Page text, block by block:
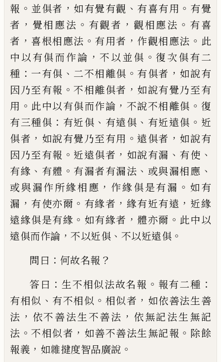
報 。 並俱者 ， 如有覺有觀 、 有喜有用 。 有覺
者 ， 覺相應法 。 有觀者 ， 觀相應法 。 有喜
者 ， 喜根相應法 。 有用者 ， 作觀相應法 。 此
中以有俱而作論 ，不以並俱 。復次俱有二
種 ： 一有俱 、 二不相離俱 。 有俱者 ， 如說有
因乃至有報 。不相離俱者 ， 如說有覺乃至有
用 。 此中以有俱而作論 ， 不說不相離俱 。 復
有三種俱 ： 有近俱 、 有遠俱 、 有近遠俱 。 近
俱者 ， 如說有覺乃至有用 。遠俱者 ， 如說有
因乃至有報 。 近遠俱者 ， 如說有漏 、 有使 、
有緣 、 有體 。 有漏者有漏法 、 或與漏相應 、
或與漏作所緣相應 ， 作緣俱是有漏 。 如有
漏 ， 有使亦爾 。 有緣者 ， 緣有近有遠 ， 近緣
遠緣俱是有緣 。 如有緣者 ， 體亦爾 。 此中以
遠俱而作論 ， 不以近俱 、 不以近遠俱 。
問曰 ： 何故名報 ？
答曰 ：生不相似法故名報 。 報有二種 ：
有相似 、 有不相似 。 相似者 ， 如依善法生善
法 ， 依不善法生不善法 ， 依無記法生無記
法 。不相似者 ， 如善不善法生無記報 。 除餘
報義 ， 如雜揵度智品廣說 。